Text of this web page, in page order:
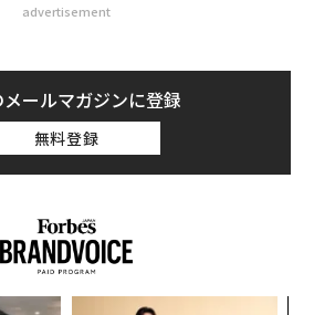
advertisement
ールマガジンに登録
無料登録